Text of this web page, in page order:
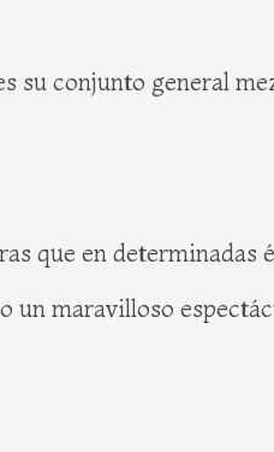
su conjunto general
que en determinadas
un maravilloso